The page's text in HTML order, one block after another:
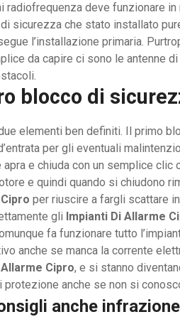
radiofrequenza deve funzionare
sicurezza che stato installato
l’installazione primaria.
da capire ci sono le antenne
blocco di
elementi ben definiti. Il primo
per gli eventuali
e chiuda con un semplice
e quindi quando si
per riuscire a fargli scattare
gli Impianti Di Allarme
fa funzionare tutto
anche se manca la corrente
Cipro, e si stanno
anche se non si
anche infrazione